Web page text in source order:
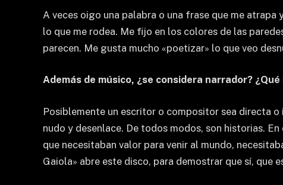
A veces oigo una palabra o una frase que me
lo que me rodea. Me fijo en los colores de las
parecen. Me gusta mucho «poetizar» lo que veo
Además de músico, ¿se considera narrador?
Posiblemente un escritor o compositor sea directa
nudo y desenlace. De todos modos, son historias.
que necesitaban valor para venir al mundo,
Gaiola» abre este disco, para demostrar que sí, que